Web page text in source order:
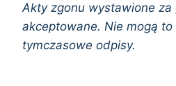
Akty zgonu wystawione za
akceptowane. Nie mogą
tymczasowe odpisy.